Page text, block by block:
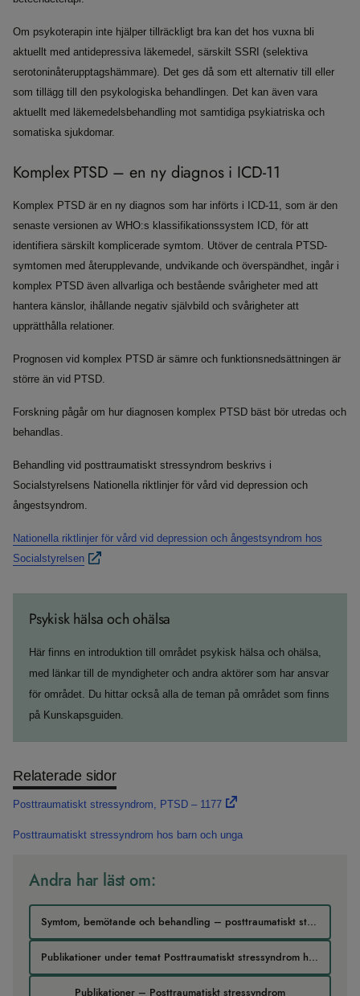
Om psykoterapin inte hjälper tillräckligt bra kan det hos vuxna bli
aktuellt med antidepressiva läkemedel, särskilt SSRI (selektiva
serotoninåterupptagshämmare). Det ges då som ett alternativ till eller
som tillägg till den psykologiska behandlingen. Det kan även vara
aktuellt med läkemedelsbehandling mot samtidiga psykiatriska och
somatiska sjukdomar.
Komplex PTSD – en ny diagnos i ICD-11
Komplex PTSD är en ny diagnos som har införts i ICD-11, som är den
senaste versionen av WHO:s klassifikationssystem ICD, för att
identifiera särskilt komplicerade symtom. Utöver de centrala PTSD-
symtomen med återupplevande, undvikande och överspändhet, ingår i
komplex PTSD även allvarliga och bestående svårigheter med att
hantera känslor, ihållande negativ självbild och svårigheter att
upprätthålla relationer.
Prognosen vid komplex PTSD är sämre och funktionsnedsättningen är
större än vid PTSD.
Forskning pågår om hur diagnosen komplex PTSD bäst bör utredas och
behandlas.
Behandling vid posttraumatiskt stressyndrom beskrivs i
Socialstyrelsens Nationella riktlinjer för vård vid depression och
ångestsyndrom.
Nationella riktlinjer för vård vid depression och ångestsyndrom hos
Socialstyrelsen
Psykisk hälsa och ohälsa
Här finns en introduktion till området psykisk hälsa och ohälsa,
med länkar till de myndigheter och andra aktörer som har ansvar
för området. Du hittar också alla de teman på området som finns
på Kunskapsguiden.
Relaterade sidor
Posttraumatiskt stressyndrom, PTSD – 1177
Posttraumatiskt stressyndrom hos barn och unga
Andra har läst om:
Symtom, bemötande och behandling – posttraumatiskt stressyndrom hos barn och unga
Publikationer under temat Posttraumatiskt stressyndrom hos barn och unga
Publikationer – Posttraumatiskt stressyndrom